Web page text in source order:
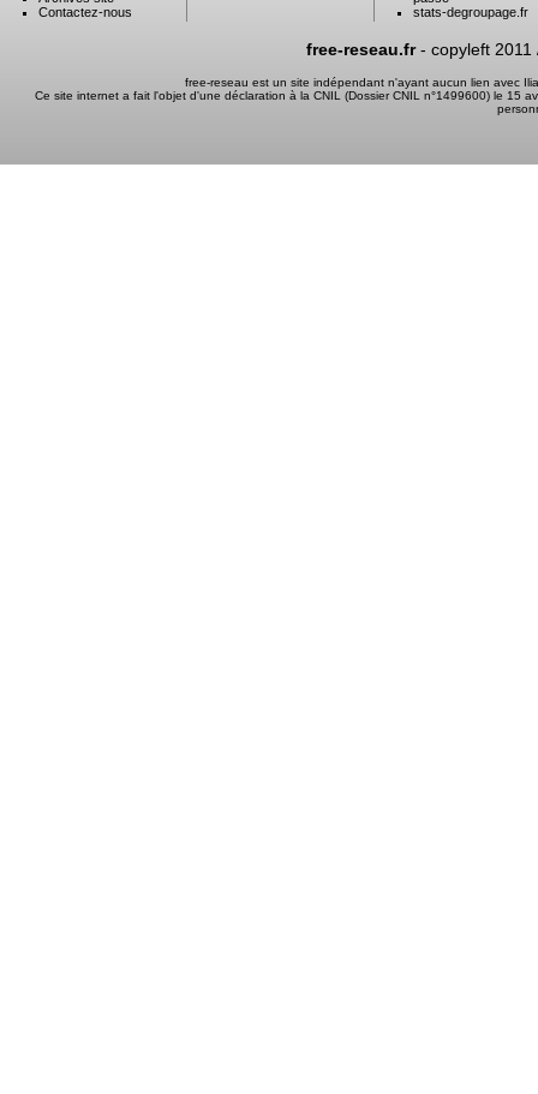
Contactez-nous
stats-degroupage.fr
free-reseau.fr- copyleft 2011
free-reseau est un site indépendant n'ayant aucun lien avec
Ce site internet a fait l'objet d'une déclaration à la CNIL (Dossier CNIL n°1499600) le 15